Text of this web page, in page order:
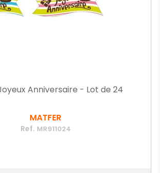
Anniversaire - Lot de 24
MATFER
Ref. MR911024